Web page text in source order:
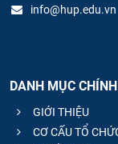
info@hup.edu.vn
DANH MỤC CHÍNH
GIỚI THIỆU
CƠ CẤU TỔ